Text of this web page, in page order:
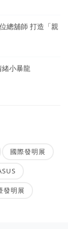
總舖師 打造「親
小暴龍
國際發明展
發明展